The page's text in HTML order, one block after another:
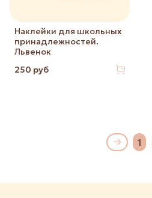
Наклейки для школьных
принадлежностей.
Львенок
250 руб
1